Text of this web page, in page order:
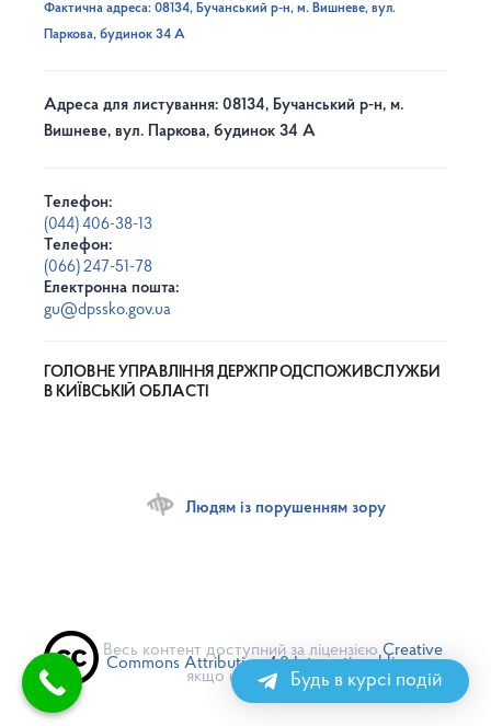
Фактична адреса: 08134, Бучанський р-н, м. Вишневе, вул.
Паркова, будинок 34 А
Адреса для листування: 08134, Бучанський р-н, м.
Вишневе, вул. Паркова, будинок 34 А
Телефон:
(044) 406-38-13
Телефон:
(066) 247-51-78
Електронна пошта:
gu@dpssko.gov.ua
ГОЛОВНЕ УПРАВЛІННЯ ДЕРЖПРОДСПОЖИВСЛУЖБИ
В КИЇВСЬКІЙ ОБЛАСТІ
Людям із порушенням зору
Весь контент доступний за ліцензією Creative
Commons Attribution 4.0 International license,
якщо не зазначено іншеБудь в курсі подій